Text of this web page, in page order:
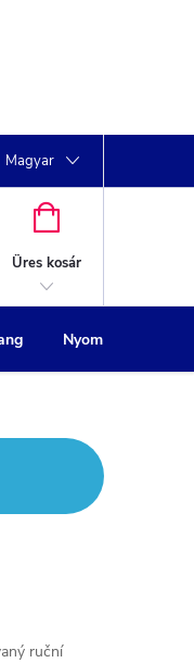
Magyar
KOSÁR
Üres kosár
Nyomtatók
ruční